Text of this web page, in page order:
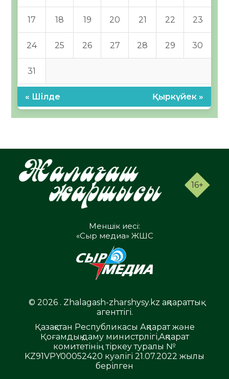
17 18 19 20 21 22 23
24 25 26 27 28 29 30
31
« Шілде Қыркүйек »
16+
Меншік иесі:
«Сыр медиа» ЖШС
© 2026 . Zhalagash-zharshysy.kz ақпараттық
агенттігі.
Қазақстан Республикасы Ақпарат және
Қоғамдық даму министрлігі,Ақпарат
комитетінің тіркеу туралы №
KZ91VPY00052420 куәлігі 21.07.2022 жылы
берілген